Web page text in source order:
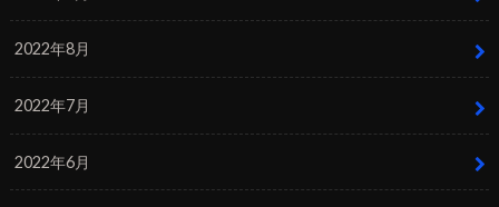
2022年8月
2022年7月
2022年6月